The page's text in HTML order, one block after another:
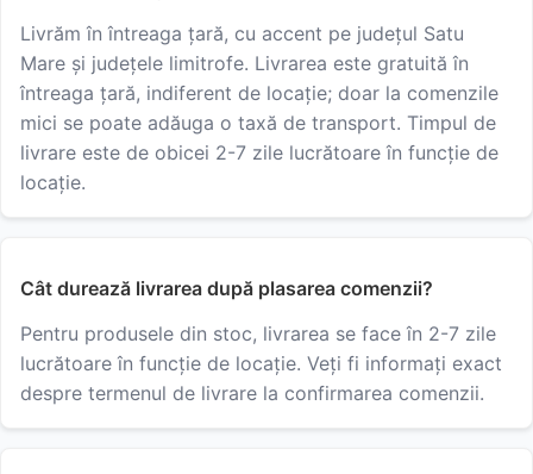
Livrăm în întreaga țară, cu accent pe județul Satu
Mare și județele limitrofe. Livrarea este gratuită în
întreaga țară, indiferent de locație; doar la comenzile
mici se poate adăuga o taxă de transport. Timpul de
livrare este de obicei 2-7 zile lucrătoare în funcție de
locație.
Cât durează livrarea după plasarea comenzii?
Pentru produsele din stoc, livrarea se face în 2-7 zile
lucrătoare în funcție de locație. Veți fi informați exact
despre termenul de livrare la confirmarea comenzii.